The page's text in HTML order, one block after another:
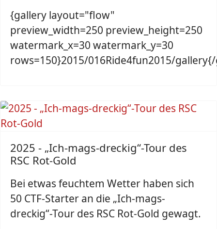
{gallery layout="flow"
preview_width=250 preview_height=250
watermark_x=30 watermark_y=30
rows=150}2015/016Ride4fun2015/gallery
2025 - „Ich-mags-dreckig“-Tour des
RSC Rot-Gold
Bei etwas feuchtem Wetter haben sich
50 CTF-Starter an die „Ich-mags-
dreckig“-Tour des RSC Rot-Gold gewagt.